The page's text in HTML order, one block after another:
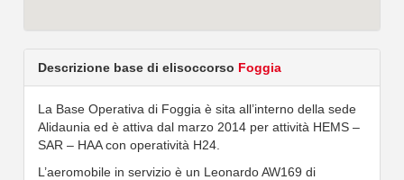
Descrizione base di elisoccorso Foggia
La Base Operativa di Foggia è sita all’interno della sede
Alidaunia ed è attiva dal marzo 2014 per attività HEMS –
SAR – HAA con operatività H24.
L’aeromobile in servizio è un Leonardo AW169 di